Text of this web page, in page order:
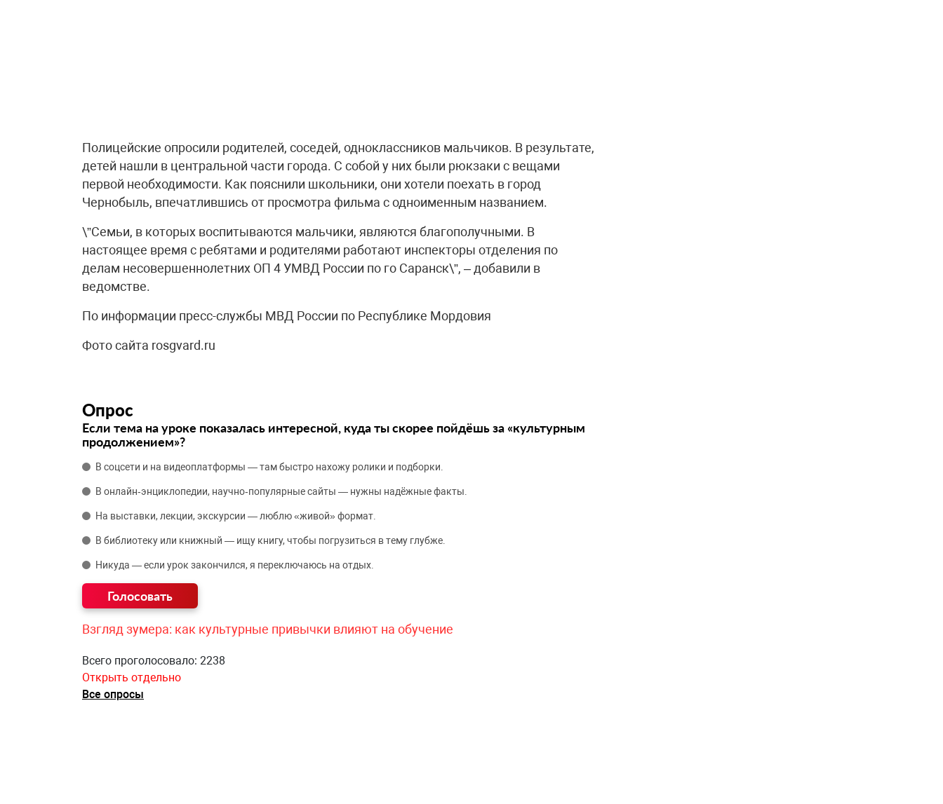
Полицейские опросили родителей, соседей, одноклассников мальчиков. В результате,
детей нашли в центральной части города. С собой у них были рюкзаки с вещами
первой необходимости. Как пояснили школьники, они хотели поехать в город
Чернобыль, впечатлившись от просмотра фильма с одноименным названием.
\”Семьи, в которых воспитываются мальчики, являются благополучными. В
настоящее время с ребятами и родителями работают инспекторы отделения по
делам несовершеннолетних ОП 4 УМВД России по го Саранск\”, – добавили в
ведомстве.
По информации пресс-службы МВД России по Республике Мордовия
Фото сайта rosgvard.ru
Опрос
Если тема на уроке показалась интересной, куда ты скорее пойдёшь за «культурным
продолжением»?
В соцсети и на видеоплатформы — там быстро нахожу ролики и подборки.
В онлайн‑энциклопедии, научно‑популярные сайты — нужны надёжные факты.
На выставки, лекции, экскурсии — люблю «живой» формат.
В библиотеку или книжный — ищу книгу, чтобы погрузиться в тему глубже.
Никуда — если урок закончился, я переключаюсь на отдых.
Взгляд зумера: как культурные привычки влияют на обучение
Всего проголосовало: 2238
Открыть отдельно
Все опросы